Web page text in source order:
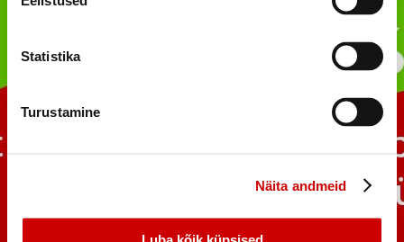
Statistika
Turustamine
Näita andmeid